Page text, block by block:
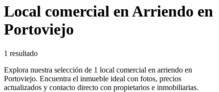
Local comercial en Arriendo en
Portoviejo
1 resultado
Explora nuestra selección de 1 local comercial en arriendo en
Portoviejo. Encuentra el inmueble ideal con fotos, precios
actualizados y contacto directo con propietarios e inmobiliarias.